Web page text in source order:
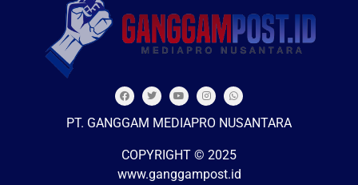
PT. GANGGAM MEDIAPRO NUSANTARA
COPYRIGHT © 2025
www.ganggampost.id